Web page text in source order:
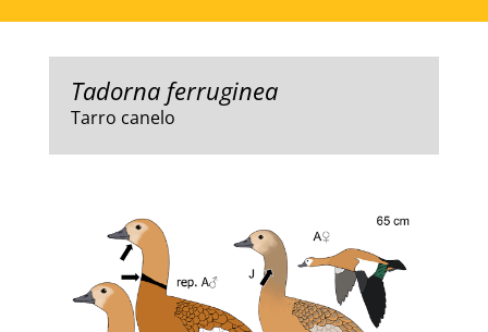
Tadorna ferruginea
Tarro canelo